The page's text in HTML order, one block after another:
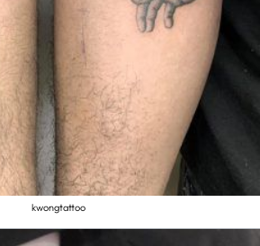
kwongtattoo